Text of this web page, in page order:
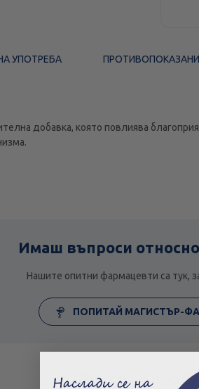
УПОТРЕБА
добавка, която повлиява
Имаш въпроси
Нашите опитни фармацевти са тук,
ПОПИТАЙ МАГИСТЪР-
Подобни